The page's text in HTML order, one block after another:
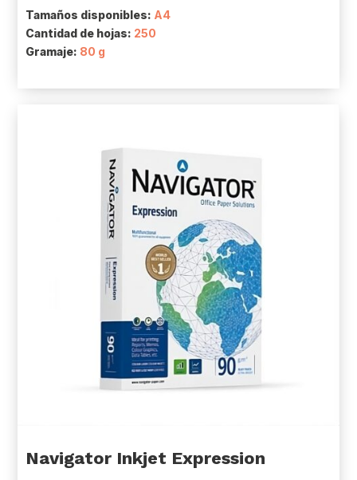
Tamaños disponibles: A4
Cantidad de hojas: 250
Gramaje: 80 g
Navigator Inkjet Expression